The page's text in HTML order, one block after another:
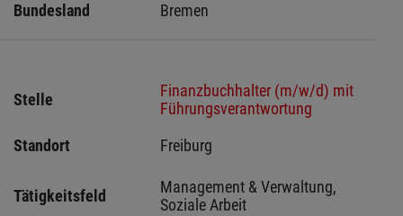
Bundesland Bremen
Stelle
Finanzbuchhalter (m/w/d) mit
Führungsverantwortung
Standort
Freiburg
Tätigkeitsfeld
Management & Verwaltung,
Soziale Arbeit